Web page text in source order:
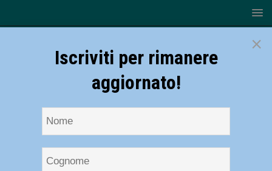
×
Iscriviti per rimanere
aggiornato!